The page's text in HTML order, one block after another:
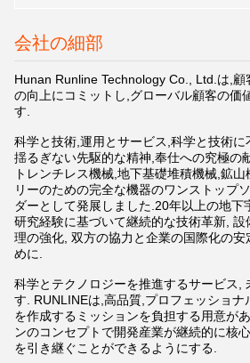
会社の細部
Hunan Runline Technology Co., Ltd.は,
の向上にコミットし,グローバル顧客の価
す.
科学と技術,運用とサービス,科学と技術に
揺るぎない先駆的な精神,奉仕への究極の
トレンチレス機械,地下基礎堆積機械,鉱
リーのための完全な機器のワンストップ
ダーとして発展しました.20年以上の地下
研究経験に基づいて継続的な技術革新,
理の強化, 双方の協力と企業の国際化の
めに.
科学とテクノロジーを推進するサービス,
す. RUNLINEは,高品質,プロフェッショナ
を作成するミッションを負担する用意が
ンのコンセプトで開発産業が継続的に核
を引き継ぐことができるようにする.